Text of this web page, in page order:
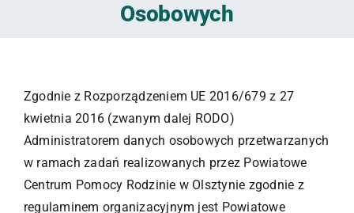
Piecza zastępcza
Przeciwdziałanie przemocy
Wsparcie
Osobowych
Zgodnie z Rozporządzeniem UE 2016/679 z 27
kwietnia 2016 (zwanym dalej RODO)
Administratorem danych osobowych przetwarzanych
w ramach zadań realizowanych przez Powiatowe
Centrum Pomocy Rodzinie w Olsztynie zgodnie z
regulaminem organizacyjnym jest Powiatowe